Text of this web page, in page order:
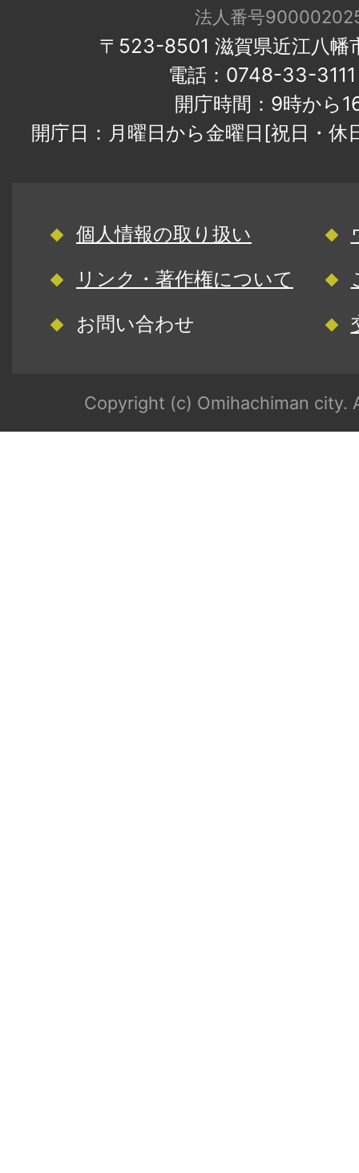
法人番号
〒523-8501 滋賀県近江八幡
電話：0748-33-
開庁時間：9時から
開庁日：月曜日から金曜日[祝日・
個人情報の取り扱い
リンク・著作権について
お問い合わせ
Copyright (c) Omihachiman city.